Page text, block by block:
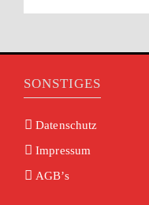
SONSTIGES
Datenschutz
Impressum
AGB’s